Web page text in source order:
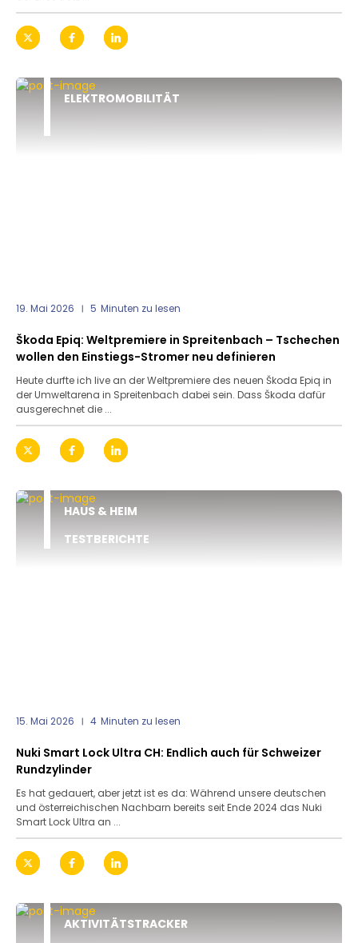
ELEKTROMOBILITÄT
19. Mai 2026 5 Minuten zu lesen
Škoda Epiq: Weltpremiere in Spreitenbach – Tschechen
wollen den Einstiegs-Stromer neu definieren
Heute durfte ich live an der Weltpremiere des neuen Škoda Epiq in
der Umweltarena in Spreitenbach dabei sein. Dass Škoda dafür
ausgerechnet die ...
HAUS & HEIM
TESTBERICHTE
15. Mai 2026 4 Minuten zu lesen
Nuki Smart Lock Ultra CH: Endlich auch für Schweizer
Rundzylinder
Es hat gedauert, aber jetzt ist es da: Während unsere deutschen
und österreichischen Nachbarn bereits seit Ende 2024 das Nuki
Smart Lock Ultra an ...
AKTIVITÄTSTRACKER